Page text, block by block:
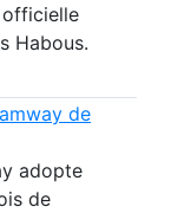
officielle
Habous.
de
adopte
de